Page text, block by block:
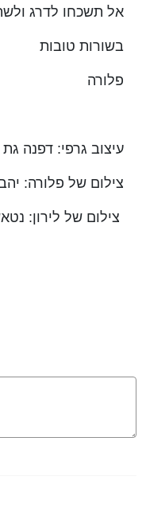
אל תשכחו לדרג
בשורות טובות
פלורה
עיצוב גרפי: דפנה גת
צילום של פלורה:
צילום של לירון: